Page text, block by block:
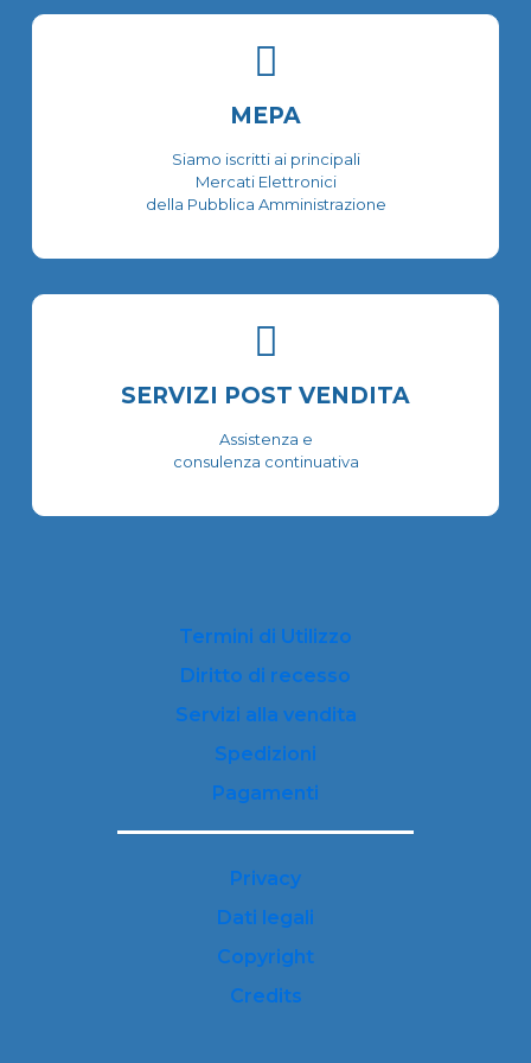
MEPA
Siamo iscritti ai principali
Mercati Elettronici
della Pubblica Amministrazione
SERVIZI POST VENDITA
Assistenza e
consulenza continuativa
Termini di Utilizzo
Diritto di recesso
Servizi alla vendita
Spedizioni
Pagamenti
Privacy
Dati legali
Copyright
Credits